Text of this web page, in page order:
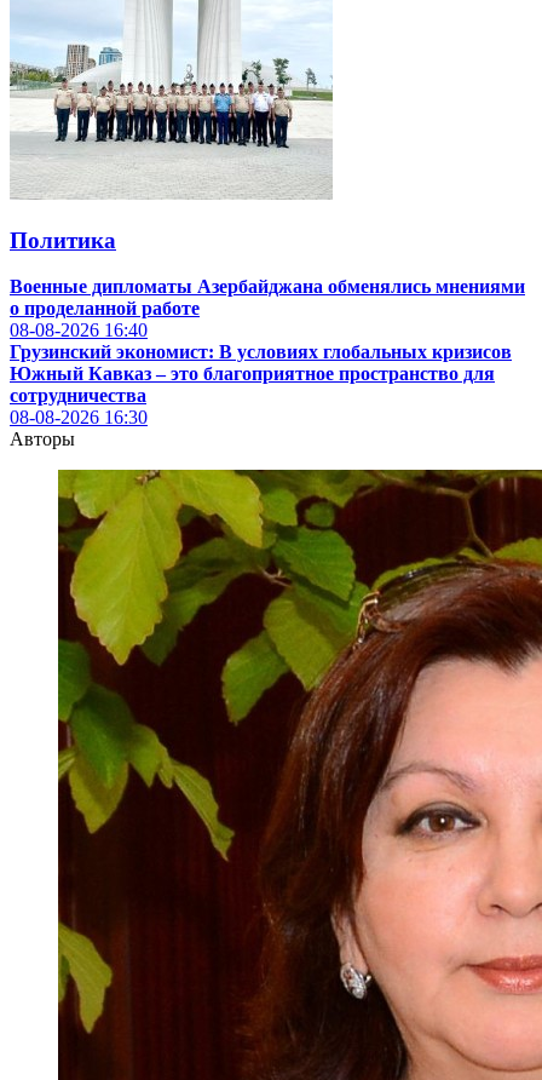
Политика
Военные дипломаты Азербайджана обменялись мнениями
о проделанной работе
08-08-2026 16:40
Грузинский экономист: В условиях глобальных кризисов
Южный Кавказ – это благоприятное пространство для
сотрудничества
08-08-2026 16:30
Авторы